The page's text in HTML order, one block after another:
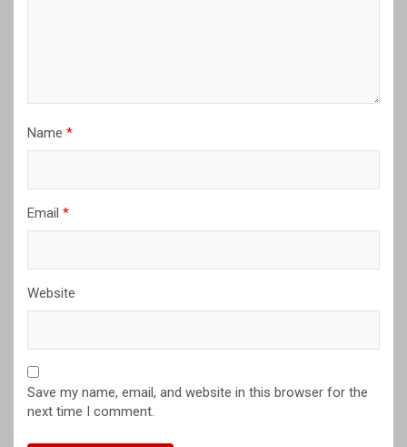
Name *
Email *
Website
Save my name, email, and website in this browser for the
next time I comment.